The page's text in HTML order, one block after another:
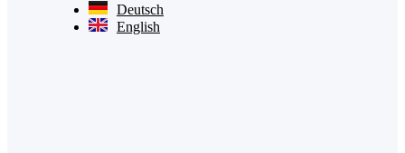
Deutsch
English